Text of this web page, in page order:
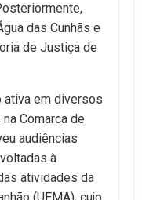
das Cunhãs e
de Justiça de
ativa em diversos
Comarca de
audiências
à
atividades da